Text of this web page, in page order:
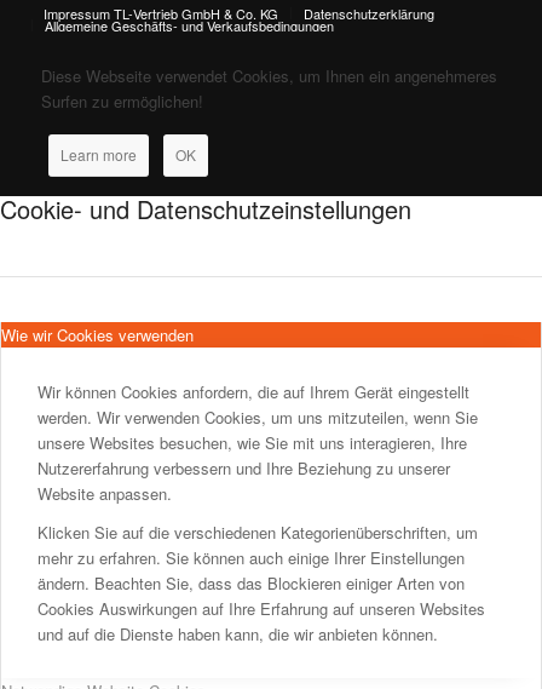
Impressum TL-Vertrieb GmbH & Co. KG
Datenschutzerklärung
Allgemeine Geschäfts- und Verkaufsbedingungen
Diese Webseite verwendet Cookies, um Ihnen ein angenehmeres
Surfen zu ermöglichen!
Learn more OK
Cookie- und Datenschutzeinstellungen
Wie wir Cookies verwenden
Wir können Cookies anfordern, die auf Ihrem Gerät eingestellt
werden. Wir verwenden Cookies, um uns mitzuteilen, wenn Sie
unsere Websites besuchen, wie Sie mit uns interagieren, Ihre
Nutzererfahrung verbessern und Ihre Beziehung zu unserer
Website anpassen.
Klicken Sie auf die verschiedenen Kategorienüberschriften, um
mehr zu erfahren. Sie können auch einige Ihrer Einstellungen
ändern. Beachten Sie, dass das Blockieren einiger Arten von
Cookies Auswirkungen auf Ihre Erfahrung auf unseren Websites
und auf die Dienste haben kann, die wir anbieten können.